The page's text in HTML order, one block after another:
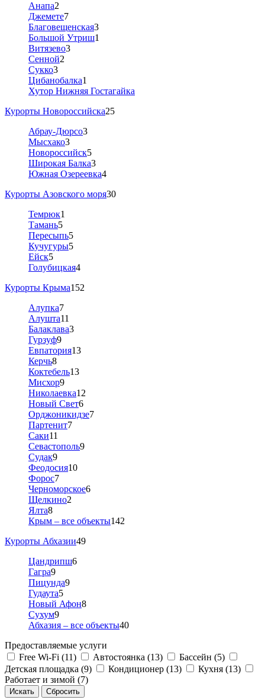
Анапа2
Джемете7
Благовещенская3
Большой Утриш1
Витязево3
Сенной2
Сукко3
Цибанобалка1
Хутор Нижняя Гостагайка
Курорты Новороссийска25
Абрау-Дюрсо3
Мысхако3
Новороссийск5
Широкая Балка3
Южная Озереевка4
Курорты Азовского моря30
Темрюк1
Тамань5
Пересыпь5
Кучугуры5
Ейск5
Голубицкая4
Курорты Крыма152
Алупка7
Алушта11
Балаклава3
Гурзуф9
Евпатория13
Керчь8
Коктебель13
Мисхор9
Николаевка12
Новый Свет6
Орджоникидзе7
Партенит7
Саки11
Севастополь9
Судак9
Феодосия10
Форос7
Черноморское6
Щелкино2
Ялта8
Крым – все объекты142
Курорты Абхазии49
Цандрипш6
Гагра9
Пицунда9
Гудаута5
Новый Афон8
Сухум9
Абхазия – все объекты40
Предоставляемые услуги
Free Wi-Fi (11)
Автостоянка (13)
Бассейн (5)
Детская площадка (9)
Кондиционер (13)
Кухня (13)
Работает и зимой (7)